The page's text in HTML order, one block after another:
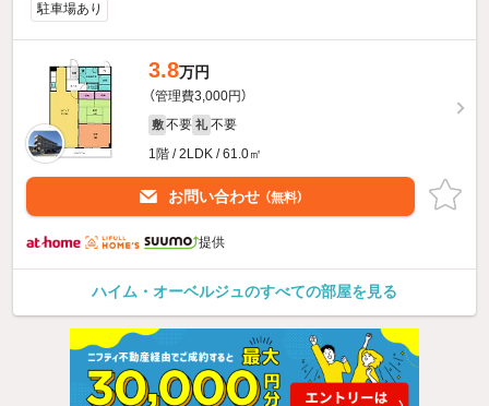
駐車場あり
3.8万円
（管理費3,000円）
敷 不要 礼 不要
1階 / 2LDK / 61.0㎡
お問い合わせ （無料）
提供
ハイム・オーベルジュのすべての部屋を見る